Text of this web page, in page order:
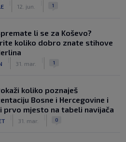
12. jun. 1
li se za Koševo?
koliko dobro znate stihove
31. mar. 1
koliko poznaješ
Bosne i Hercegovine i
prvo mjesto na tabeli navijača
31. mar. 0